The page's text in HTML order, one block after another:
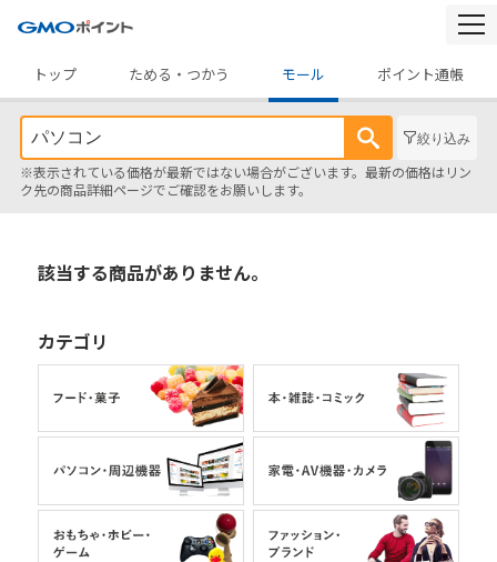
トップ
ためる・つかう モール ポイント通帳
絞り込み
※表示されている価格が最新ではない場合がございます。最新の価格はリン
ク先の商品詳細ページでご確認をお願いします。
該当する商品がありません。
カテゴリ